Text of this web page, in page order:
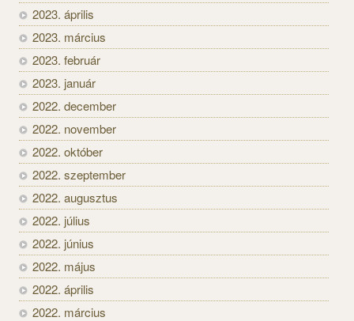
2023. április
2023. március
2023. február
2023. január
2022. december
2022. november
2022. október
2022. szeptember
2022. augusztus
2022. július
2022. június
2022. május
2022. április
2022. március